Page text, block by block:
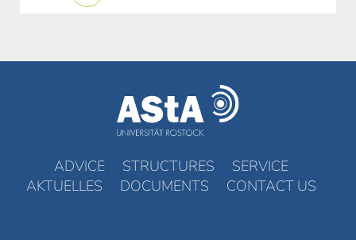
ADVICE STRUCTURES
SERVICE
AKTUELLES
DOCUMENTS CONTACT US